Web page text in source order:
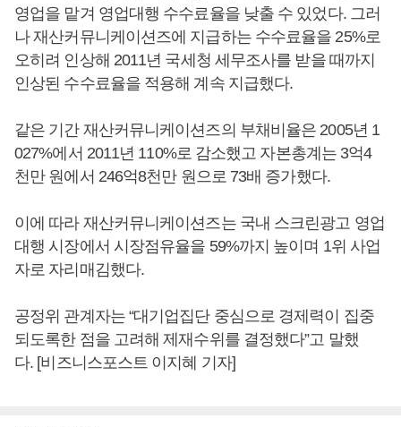
영업을 맡겨 영업대행 수수료율을 낮출 수 있었다. 그러
나 재산커뮤니케이션즈에 지급하는 수수료율을 25%로
오히려 인상해 2011년 국세청 세무조사를 받을 때까지
인상된 수수료율을 적용해 계속 지급했다.
같은 기간 재산커뮤니케이션즈의 부채비율은 2005년 1
027%에서 2011년 110%로 감소했고 자본총계는 3억4
천만 원에서 246억8천만 원으로 73배 증가했다.
이에 따라 재산커뮤니케이션즈는 국내 스크린광고 영업
대행 시장에서 시장점유율을 59%까지 높이며 1위 사업
자로 자리매김했다.
공정위 관계자는 “대기업집단 중심으로 경제력이 집중
되도록한 점을 고려해 제재수위를 결정했다”고 말했
다. [비즈니스포스트 이지혜 기자]